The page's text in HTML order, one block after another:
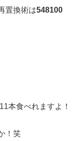
置換術は548100
本食べれますよ！
！笑